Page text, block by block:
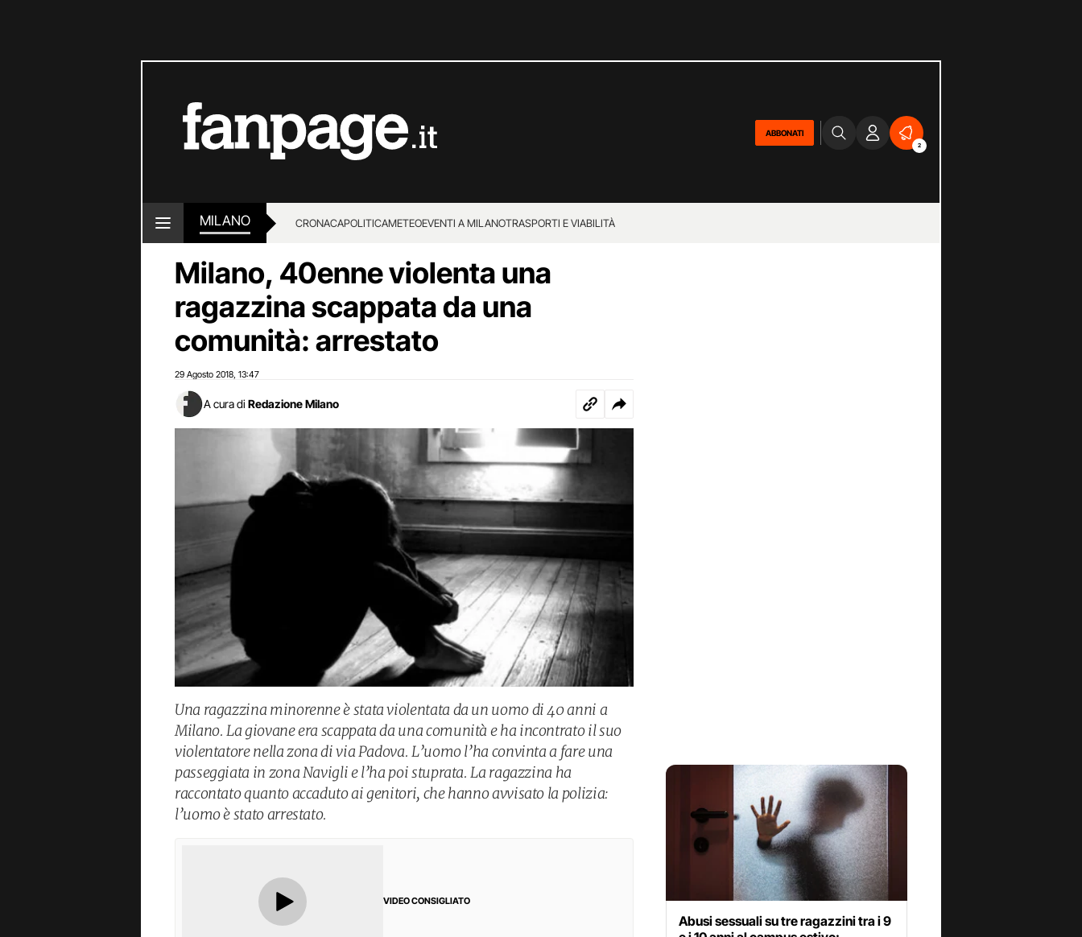
ABBONATI
2
MILANO CRONACAPOLITICAMETEOEVENTI A MILANOTRASPORTI E VIABILITÀ
Milano, 40enne violenta una
ragazzina scappata da una
comunità: arrestato
29 Agosto 2018 13:47
A cura di Redazione Milano
Una ragazzina minorenne è stata violentata da un uomo di 40 anni a
Milano. La giovane era scappata da una comunità e ha incontrato il suo
violentatore nella zona di via Padova. L’uomo l’ha convinta a fare una
passeggiata in zona Navigli e l’ha poi stuprata. La ragazzina ha
raccontato quanto accaduto ai genitori, che hanno avvisato la polizia:
l’uomo è stato arrestato.
VIDEO CONSIGLIATO
Abusi sessuali su tre ragazzini tra i 9